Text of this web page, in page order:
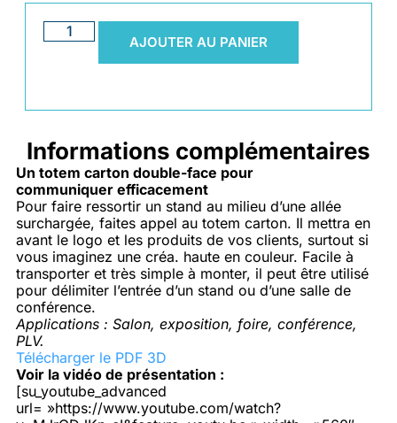
AJOUTER AU PANIER
Informations complémentaires
Un totem carton double-face pour
communiquer efficacement
Pour faire ressortir un stand au milieu d’une allée
surchargée, faites appel au totem carton. Il mettra en
avant le logo et les produits de vos clients, surtout si
vous imaginez une créa. haute en couleur. Facile à
transporter et très simple à monter, il peut être utilisé
pour délimiter l’entrée d’un stand ou d’une salle de
conférence.
Applications : Salon, exposition, foire, conférence,
PLV.
Télécharger le PDF 3D
Voir la vidéo de présentation :
[su_youtube_advanced
url= »https://www.youtube.com/watch?